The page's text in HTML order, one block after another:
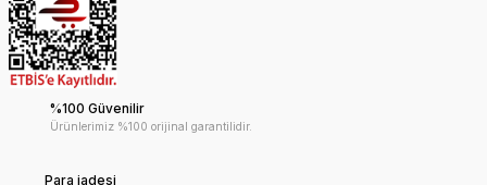
%100 Güvenilir
Ürünlerimiz %100 orijinal garantilidir.
Para iadesi